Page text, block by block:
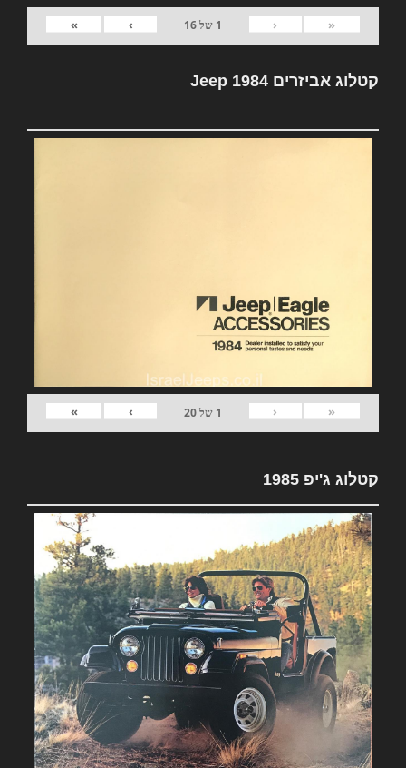
«
‹
1 של16
›
»
קטלוג אביזרים Jeep 1984
«
‹
1 של20
›
»
קטלוג ג'יפ 1985